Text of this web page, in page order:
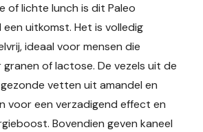
of lichte lunch is dit Paleo
uitkomst. Het is volledig
ideaal voor mensen die
granen of lactose. De vezels uit de
vetten uit amandel en
voor een verzadigend effect en
Bovendien geven kaneel